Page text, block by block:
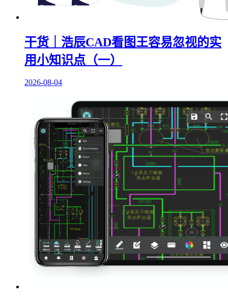
干货｜浩辰CAD看图王容易忽视的实
用小知识点（一）
2026-08-04